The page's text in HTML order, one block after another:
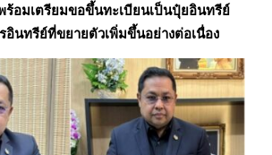
ร้อมเตรียมขอขึ้นทะเบียนเป็นปุ๋ยอินทรีย์
อินทรีย์ที่ขยายตัวเพิ่มขึ้นอย่างต่อเนื่อง